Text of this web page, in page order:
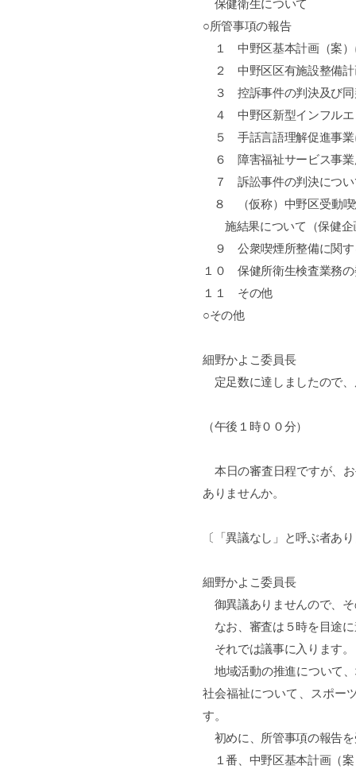
保健衛生について
○所管事項の報告
１ 中野区基本計画（案）
２ 中野区区有施設整備計
３ 控訴事件の判決及び同
４ 中野区新型インフルエ
５ 手話言語理解促進事業
６ 障害福祉サービス事業
７ 訴訟事件の判決につい
８ （仮称）中野区受動
施結果について（保健企
９ 公衆喫煙所整備に関す
１０ 保健所衛生検査業務
１１ その他
○その他
細野かよこ委員長
定足数に達しましたので
（午後１時００分）
本日の審査日程ですが、
ありませんか。
〔「異議なし」と呼ぶ者あ
細野かよこ委員長
御異議ありませんので、
なお、審査は５時を目途に
それでは議事に入ります。
地域活動の推進について
社会福祉について、スポー
す。
初めに、所管事項の報告を
１番、中野区基本計画（